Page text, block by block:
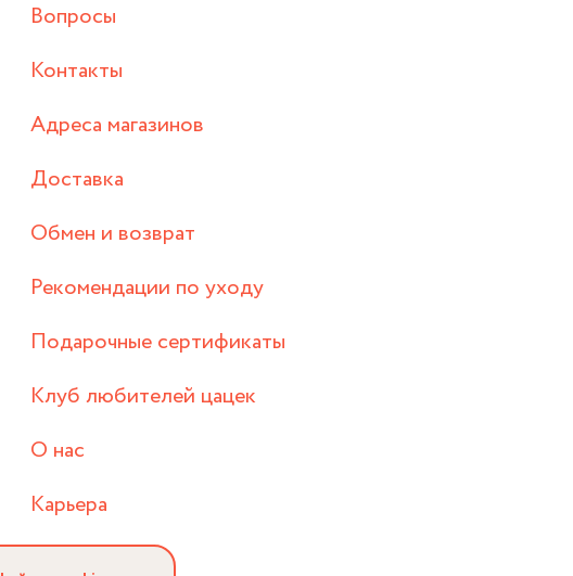
Вопросы
Контакты
Адреса магазинов
Доставка
Обмен и возврат
Рекомендации по уходу
Подарочные сертификаты
Клуб любителей цацек
О нас
Карьера